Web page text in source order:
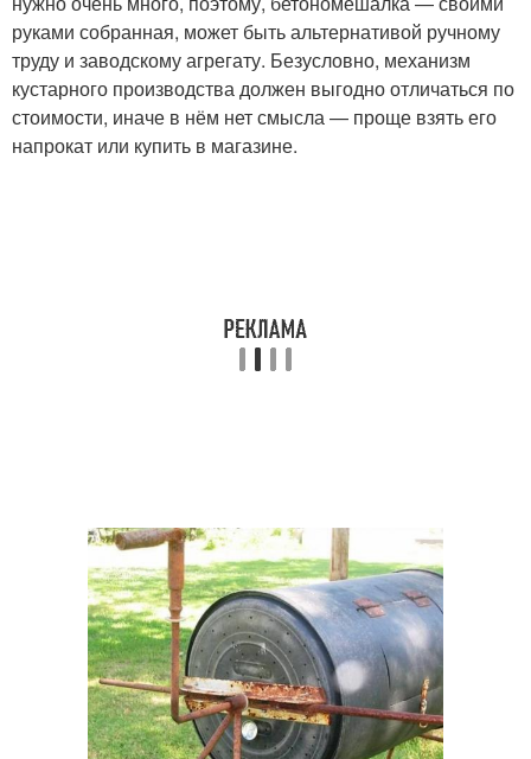
руками собранная, может быть альтернативой ручному
труду и заводскому агрегату. Безусловно, механизм
кустарного производства должен выгодно отличаться по
стоимости, иначе в нём нет смысла — проще взять его
напрокат или купить в магазине.